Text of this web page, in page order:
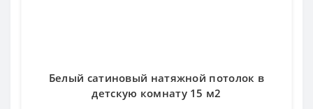
Белый сатиновый натяжной потолок в
детскую комнату 15 м2